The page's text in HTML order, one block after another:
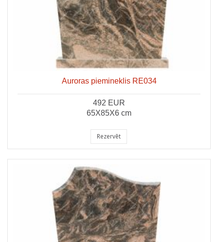
Auroras piemineklis RE034
492 EUR
65X85X6 cm
Rezervēt